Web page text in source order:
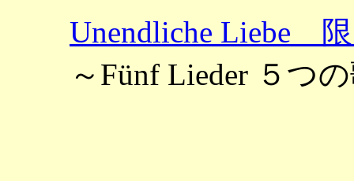
Unendliche Liebe
～Fünf Lieder ５つ